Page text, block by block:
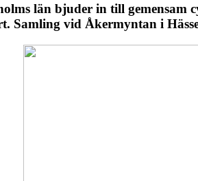
län bjuder in till
Samling vid Åkermyntan i